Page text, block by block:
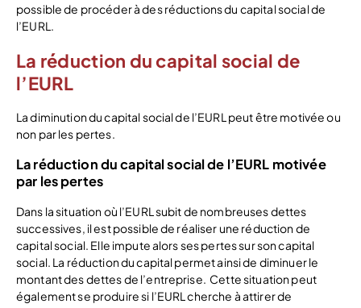
possible de procéder à des réductions du capital social de
l’EURL.
La réduction du capital social de
l’EURL
La diminution du capital social de l’EURL peut être motivée ou
non par les pertes.
La réduction du capital social de l’EURL motivée
par les pertes
Dans la situation où l’EURL subit de nombreuses dettes
successives, il est possible de réaliser une réduction de
capital social. Elle impute alors ses pertes sur son capital
social. La réduction du capital permet ainsi de diminuer le
montant des dettes de l’entreprise. Cette situation peut
également se produire si l’EURL cherche à attirer de